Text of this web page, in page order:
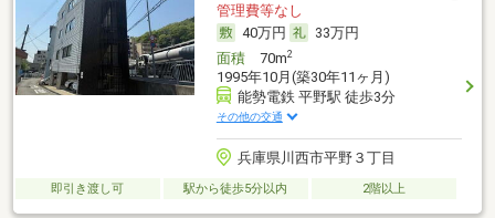
管理費等なし
40万円
33万円
面積70m2
1995年10月(築30年11ヶ月)
能勢電鉄 平野駅 徒歩3分
その他の交通
兵庫県川西市平野３丁目
即引き渡し可 駅から徒歩5分以内 2階以上